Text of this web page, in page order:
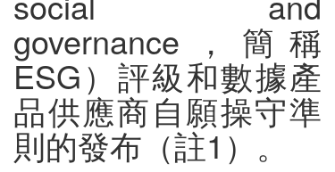
governance，簡稱
ESG）評級和數據產
品供應商自願操守準
則的發布（註1）。